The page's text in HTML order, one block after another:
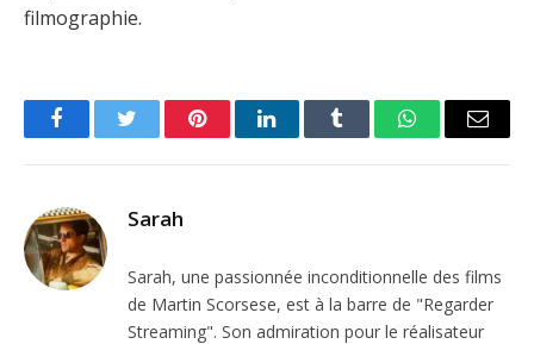
filmographie.
FacebookTwitter PinterestLinkedInTumblr WhatsAppEmail
Sarah
Sarah, une passionnée inconditionnelle des films
de Martin Scorsese, est à la barre de "Regarder
Streaming". Son admiration pour le réalisateur